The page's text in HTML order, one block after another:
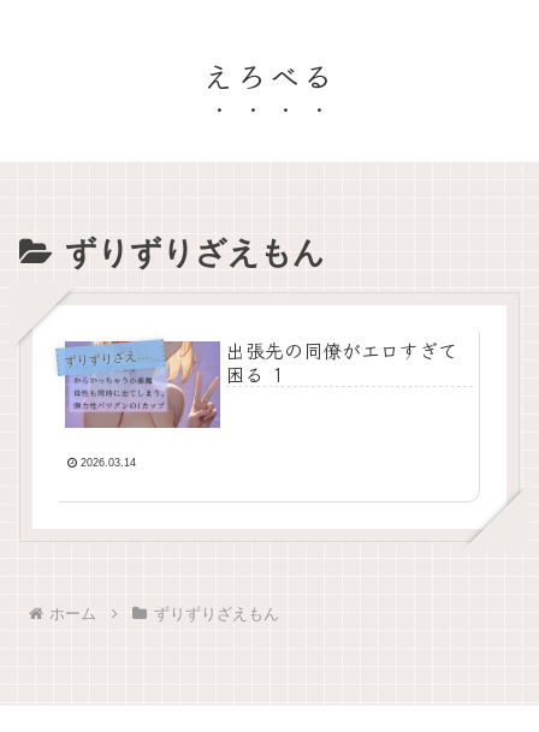
えろべる
ずりずりざえもん
ず
りずりざえもん
出張先の同僚がエロすぎて
困る 1
2026.03.14
ホーム ずりずりざえもん